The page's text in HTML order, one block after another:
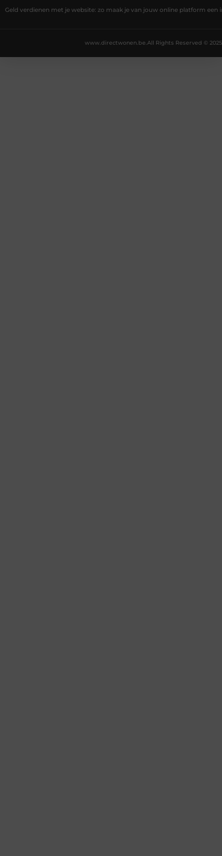
Geld verdienen met je website: zo maak je van jouw online platform
All Rights Reserved © 2025
www.directwonen.be.